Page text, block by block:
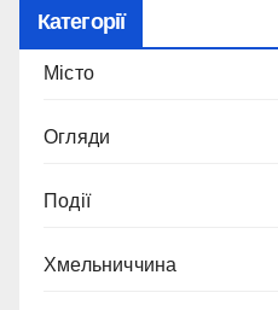
Категорії
Місто
Огляди
Події
Хмельниччина